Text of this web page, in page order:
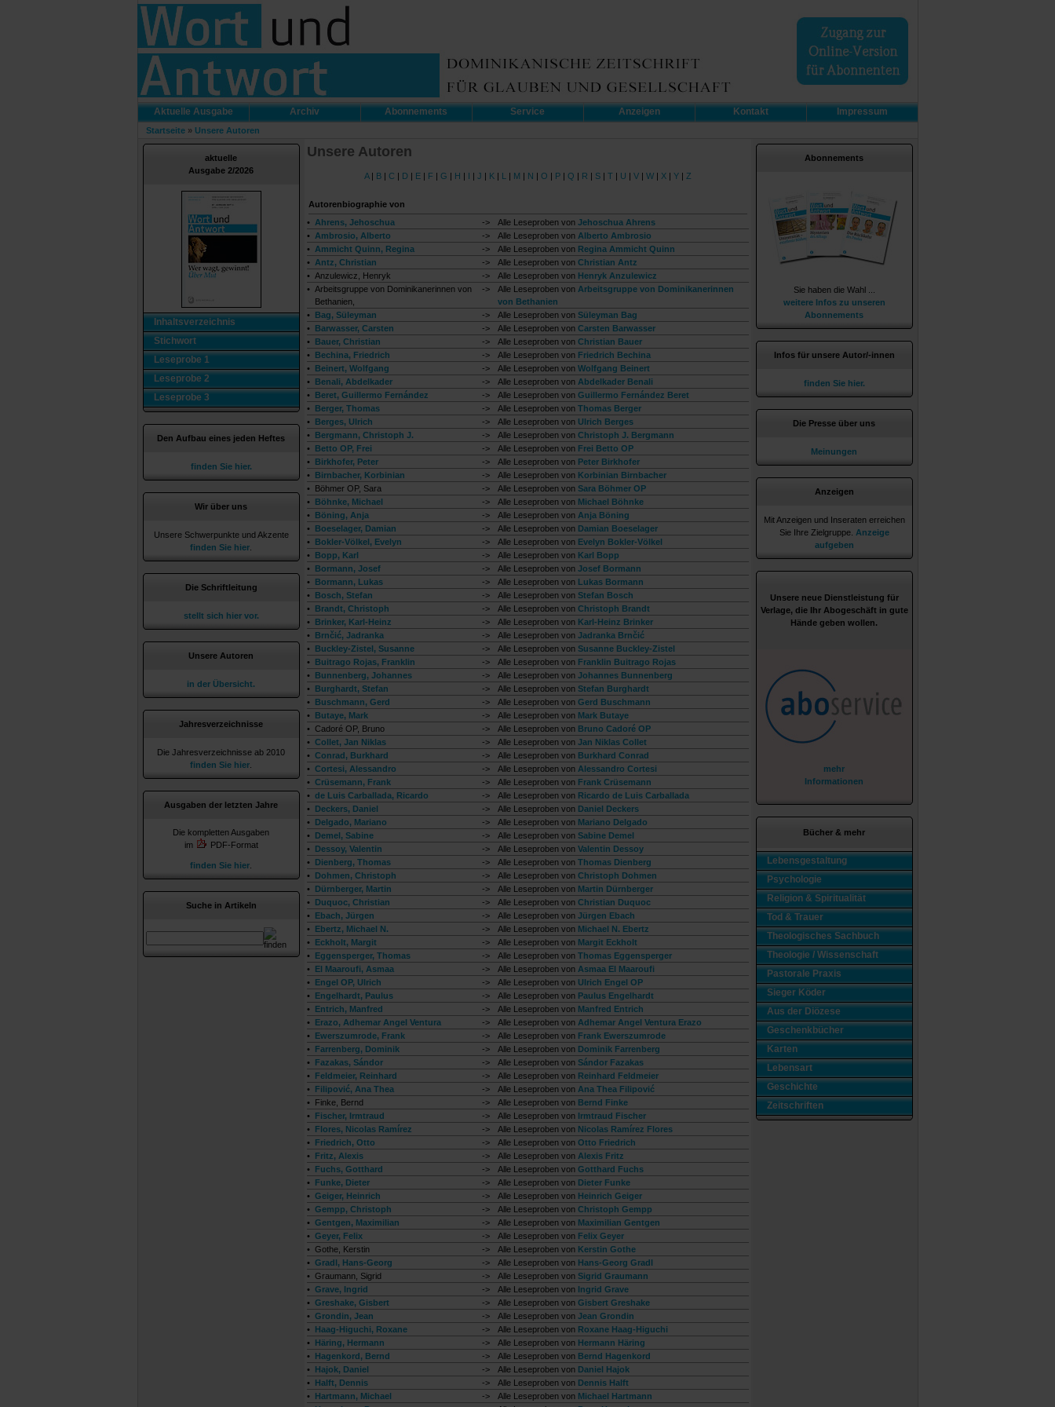
Aktuelle Ausgabe Archiv Abonnements Service Anzeigen Kontakt Impressum
Startseite» Unsere Autoren
aktuelle
Ausgabe 2/2026
Inhaltsverzeichnis
Stichwort
Leseprobe 1
Leseprobe 2
Leseprobe 3
Den Aufbau eines jeden Heftes
finden Sie hier.
Wir über uns
Unsere Schwerpunkte und Akzente
finden Sie hier
Die Schriftleitung
stellt sich hier vor.
Unsere Autoren
in der Übersicht.
Jahresverzeichnisse
Die Jahresverzeichnisse ab 2010
finden Sie hier
Ausgaben der letzten Jahre
Die kompletten Ausgaben
im
PDF-Format
finden Sie hier
Suche in Artikeln
Unsere Autoren
A| B| C | D| E| F | G | H | I | J | K | L | M | N | O | P| Q | R | S| T| U | V| W| X| Y| Z
Autorenbiographie von
•
Ahrens, Jehoschua -> Alle Leseproben von Jehoschua Ahrens
•
Ambrosio, Alberto -> Alle Leseproben von Alberto Ambrosio
•
Ammicht Quinn, Regina -> Alle Leseproben von Regina Ammicht Quinn
•
Antz, Christian -> Alle Leseproben von Christian Antz
• Anzulewicz, Henryk -> Alle Leseproben von Henryk Anzulewicz
• Arbeitsgruppe von Dominikanerinnen von
Bethanien,
-> Alle Leseproben von Arbeitsgruppe von Dominikanerinnen
von Bethanien
•
Bag, Süleyman -> Alle Leseproben von Süleyman Bag
•
Barwasser, Carsten -> Alle Leseproben von Carsten Barwasser
•
Bauer, Christian -> Alle Leseproben von Christian Bauer
•
Bechina, Friedrich -> Alle Leseproben von Friedrich Bechina
•
Beinert, Wolfgang -> Alle Leseproben von Wolfgang Beinert
•
Benali, Abdelkader -> Alle Leseproben von Abdelkader Benali
•
Beret, Guillermo Fernández -> Alle Leseproben von Guillermo Fernández Beret
•
Berger, Thomas -> Alle Leseproben von Thomas Berger
•
Berges, Ulrich -> Alle Leseproben von Ulrich Berges
•
Bergmann, Christoph J. -> Alle Leseproben von Christoph J. Bergmann
•
Betto OP, Frei -> Alle Leseproben von Frei Betto OP
•
Birkhofer, Peter -> Alle Leseproben von Peter Birkhofer
•
Birnbacher, Korbinian -> Alle Leseproben von Korbinian Birnbacher
•
Böhmer OP, Sara -> Alle Leseproben von Sara Böhmer OP
•
Böhnke, Michael -> Alle Leseproben von Michael Böhnke
•
Böning, Anja -> Alle Leseproben von Anja Böning
•
Boeselager, Damian -> Alle Leseproben von Damian Boeselager
•
Bokler-Völkel, Evelyn -> Alle Leseproben von Evelyn Bokler-Völkel
•
Bopp, Karl -> Alle Leseproben von Karl Bopp
•
Bormann, Josef -> Alle Leseproben von Josef Bormann
•
Bormann, Lukas -> Alle Leseproben von Lukas Bormann
•
Bosch, Stefan -> Alle Leseproben von Stefan Bosch
•
Brandt, Christoph -> Alle Leseproben von Christoph Brandt
•
Brinker, Karl-Heinz -> Alle Leseproben von Karl-Heinz Brinker
•
Brnčić, Jadranka -> Alle Leseproben von Jadranka Brnčić
•
Buckley-Zistel, Susanne -> Alle Leseproben von Susanne Buckley-Zistel
•
Buitrago Rojas, Franklin -> Alle Leseproben von Franklin Buitrago Rojas
•
Bunnenberg, Johannes -> Alle Leseproben von Johannes Bunnenberg
•
Burghardt, Stefan -> Alle Leseproben von Stefan Burghardt
•
Buschmann, Gerd -> Alle Leseproben von Gerd Buschmann
•
Butaye, Mark -> Alle Leseproben von Mark Butaye
• Cadoré OP, Bruno -> Alle Leseproben von Bruno Cadoré OP
• Collet, Jan Niklas -> Alle Leseproben von Jan Niklas Collet
• Conrad, Burkhard -> Alle Leseproben von Burkhard Conrad
• Cortesi, Alessandro -> Alle Leseproben von Alessandro Cortesi
• Crüsemann, Frank -> Alle Leseproben von Frank Crüsemann
• de Luis Carballada, Ricardo -> Alle Leseproben von Ricardo de Luis Carballada
•
Deckers, Daniel -> Alle Leseproben von Daniel Deckers
•
Delgado, Mariano -> Alle Leseproben von Mariano Delgado
•
Demel, Sabine -> Alle Leseproben von Sabine Demel
•
Dessoy, Valentin -> Alle Leseproben von Valentin Dessoy
•
Dienberg, Thomas -> Alle Leseproben von Thomas Dienberg
•
Dohmen, Christoph -> Alle Leseproben von Christoph Dohmen
•
Dürnberger, Martin -> Alle Leseproben von Martin Dürnberger
•
Duquoc, Christian -> Alle Leseproben von Christian Duquoc
•
Ebach, Jürgen -> Alle Leseproben von Jürgen Ebach
•
Ebertz, Michael N. -> Alle Leseproben von Michael N. Ebertz
•
Eckholt, Margit -> Alle Leseproben von Margit Eckholt
•
Eggensperger, Thomas -> Alle Leseproben von Thomas Eggensperger
•
El Maaroufi, Asmaa -> Alle Leseproben von Asmaa El Maaroufi
•
Engel OP, Ulrich -> Alle Leseproben von Ulrich Engel OP
•
Engelhardt, Paulus -> Alle Leseproben von Paulus Engelhardt
•
Entrich, Manfred -> Alle Leseproben von Manfred Entrich
•
Erazo, Adhemar Angel Ventura -> Alle Leseproben von Adhemar Angel Ventura Erazo
•
Ewerszumrode, Frank -> Alle Leseproben von Frank Ewerszumrode
•
Farrenberg, Dominik -> Alle Leseproben von Dominik Farrenberg
•
Fazakas, Sándor -> Alle Leseproben von Sándor Fazakas
•
Feldmeier, Reinhard -> Alle Leseproben von Reinhard Feldmeier
•
Filipović, Ana Thea -> Alle Leseproben von Ana Thea Filipović
•
Finke, Bernd -> Alle Leseproben von Bernd Finke
•
Fischer, Irmtraud -> Alle Leseproben von Irmtraud Fischer
•
Flores, Nicolas Ramírez -> Alle Leseproben von Nicolas Ramírez Flores
•
Friedrich, Otto -> Alle Leseproben von Otto Friedrich
•
Fritz, Alexis -> Alle Leseproben von Alexis Fritz
•
Fuchs, Gotthard -> Alle Leseproben von Gotthard Fuchs
•
Funke, Dieter -> Alle Leseproben von Dieter Funke
• Geiger, Heinrich -> Alle Leseproben von Heinrich Geiger
• Gempp, Christoph -> Alle Leseproben von Christoph Gempp
• Gentgen, Maximilian -> Alle Leseproben von Maximilian Gentgen
• Geyer, Felix -> Alle Leseproben von Felix Geyer
• Gothe, Kerstin -> Alle Leseproben von Kerstin Gothe
• Gradl, Hans-Georg -> Alle Leseproben von Hans-Georg Gradl
• Graumann, Sigrid -> Alle Leseproben von Sigrid Graumann
• Grave, Ingrid -> Alle Leseproben von Ingrid Grave
• Greshake, Gisbert -> Alle Leseproben von Gisbert Greshake
• Grondin, Jean -> Alle Leseproben von Jean Grondin
•
Haag-Higuchi, Roxane -> Alle Leseproben von Roxane Haag-Higuchi
•
Häring, Hermann -> Alle Leseproben von Hermann Häring
•
Hagenkord, Bernd -> Alle Leseproben von Bernd Hagenkord
•
Hajok, Daniel -> Alle Leseproben von Daniel Hajok
•
Halft, Dennis -> Alle Leseproben von Dennis Halft
•
Hartmann, Michael -> Alle Leseproben von Michael Hartmann
Abonnements
Sie haben die Wahl ...
weitere Infos zu unseren
Abonnements
Infos für unsere Autor/-innen
finden Sie hier.
Die Presse über uns
Meinungen
Anzeigen
Mit Anzeigen und Inseraten erreichen
Sie Ihre Zielgruppe. Anzeige
aufgeben
Unsere neue Dienstleistung für
Verlage, die Ihr Abogeschäft in gute
Hände geben wollen.
mehr
Informationen
Bücher & mehr
Lebensgestaltung
Psychologie
Religion & Spiritualität
Tod & Trauer
Theologisches Sachbuch
Theologie / Wissenschaft
Pastorale Praxis
Sieger Köder
Aus der Diözese
Geschenkbücher
Karten
Lebensart
Geschichte
Zeitschriften